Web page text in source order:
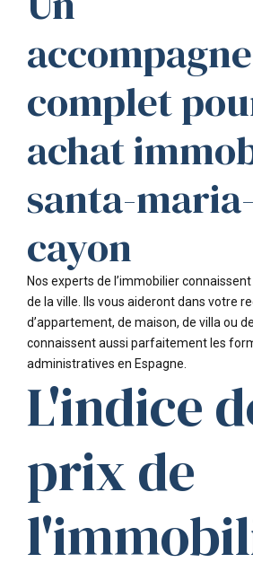
complet
achat
santa-
cayon
Nos experts de l’immobilier
de la ville. Ils vous aideront dans votre
d’appartement, de maison, de villa ou
connaissent aussi parfaitement les
administratives en Espagne.
L'indice
prix de